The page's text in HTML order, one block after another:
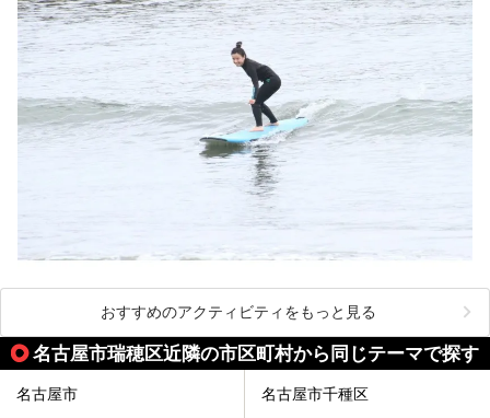
おすすめのアクティビティをもっと見る
名古屋市瑞穂区近隣の市区町村から同じテーマで探す
名古屋市 名古屋市千種区